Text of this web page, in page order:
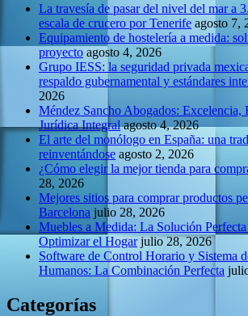
La travesía de pasar del nivel del mar a
escala de crucero por Tenerife agosto 7,
Equipamiento de hostelería a medida:
proyecto agosto 4, 2026
Grupo IESS: la seguridad privada
respaldo gubernamental y estándares
2026
Méndez Sancho Abogados: Excelencia,
Jurídica Integral agosto 4, 2026
El arte del monólogo en España: una
reinventándose agosto 2, 2026
¿Cómo elegir la mejor tienda para
28, 2026
Mejores sitios para comprar productos
Barcelona julio 28, 2026
Muebles a Medida: La Solución
Optimizar el Hogar julio 28, 2026
Software de Control Horario y Sistema
Humanos: La Combinación Perfecta
Categorías